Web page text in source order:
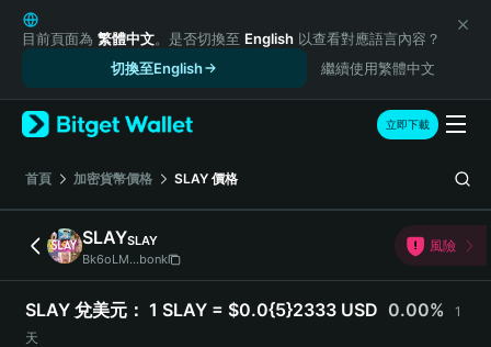
English
日本語
Русский
Español (Latinoamérica)
Türkçe
Italiano
Deutsch
简体中文
繁體中文
Português (Portugal)
Bahasa Indonesia
目前頁面為 繁體中文。是否切換至 English 以查看對應語言內容？
切換至English
繼續使用繁體中文
立即下載
首頁 加密貨幣價格 SLAY 價格
SLAYSLAY
Bk6oLM...bonk
風險
SLAY 兌美元： 1 SLAY = $0.0{5}2333 USD 0.00%
1
天